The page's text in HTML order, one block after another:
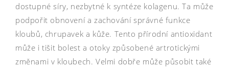
dostupné síry, nezbytné k syntéze kolagenu. Ta může
podpořit obnovení a zachování správné funkce
kloubů, chrupavek a kůže. Tento přírodní antioxidant
může i tišit bolest a otoky způsobené artrotickými
změnami v kloubech. Velmi dobře může působit také